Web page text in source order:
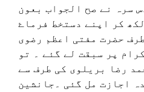
سرہ نے صح الجواب بعون
کر اپنے دستخط فرماۓ
حضرت مفتی اعظم رضوی
پر سبقت لے گئے ۔ تو
رضا بریلوی کی طرف سے
اجازت مل گئی ۔جانشین